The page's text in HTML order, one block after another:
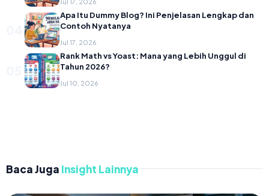
Apa Itu Dummy Blog? Ini Penjelasan Lengkap dan
Contoh Nyatanya
Jul 17, 2026
Rank Math vs Yoast: Mana yang Lebih Unggul di
Tahun 2026?
Jul 10, 2026
Baca Juga Insight Lainnya